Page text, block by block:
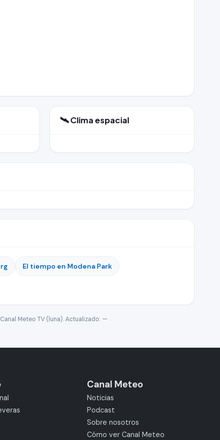
🛰️ Clima espacial
El tiempo en Modena Park
Meteo TV (luna). Actualizado: —
Canal Meteo
Noticias
Podcast
Sobre nosotros
Cómo ver Canal Meteo